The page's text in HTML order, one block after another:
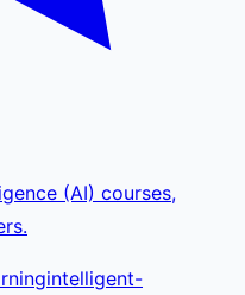
(AI) courses,
intelligent-